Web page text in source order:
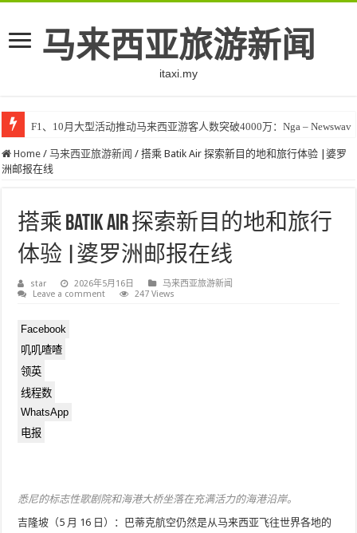
马来西亚旅游新闻
itaxi.my
F1、10月大型活动推动马来西亚游客人数突破4000万：Nga – Newswav
Home / 马来西亚旅游新闻 / 搭乘 Batik Air 探索新目的地和旅行体验 |婆罗
洲邮报在线
搭乘 Batik Air 探索新目的地和旅行
体验 |婆罗洲邮报在线
star 2026年5月16日
马来西亚旅游新闻
Leave a comment
247 Views
Facebook
叽叽喳喳
领英
线程数
WhatsApp
电报
悉尼的标志性歌剧院和海港大桥坐落在充满活力的海港沿岸。
吉隆坡（5 月 16 日）：巴蒂克航空仍然是从马来西亚飞往世界各地的